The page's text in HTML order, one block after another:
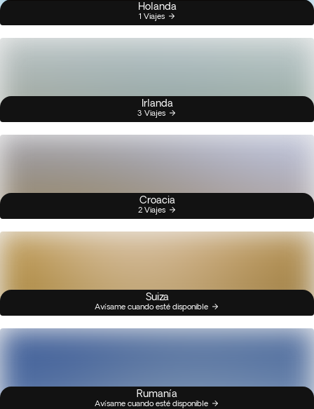
Holanda
1 Viajes
Irlanda
3 Viajes
Croacia
2 Viajes
Suiza
Avísame cuando esté disponible
Rumanía
Avísame cuando esté disponible